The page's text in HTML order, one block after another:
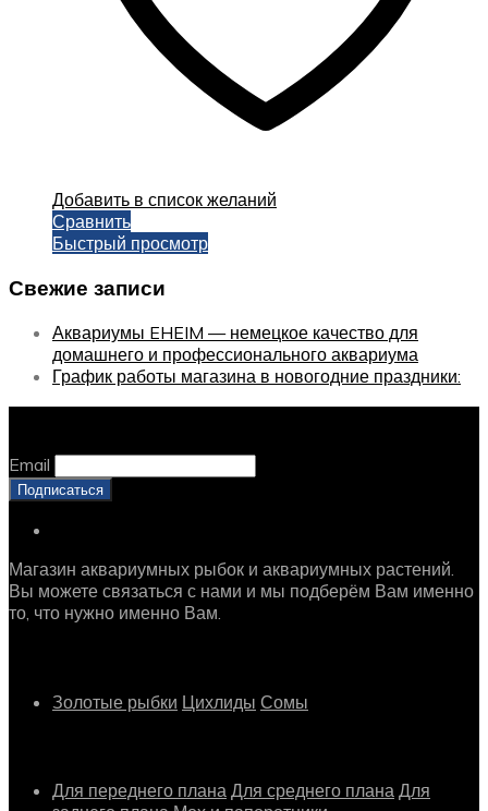
Добавить в список желаний
Сравнить
Быстрый просмотр
Свежие записи
Аквариумы EHEIM — немецкое качество для
домашнего и профессионального аквариума
График работы магазина в новогодние праздники:
Email
Магазин аквариумных рыбок и аквариумных растений.
Вы можете связаться с нами и мы подберём Вам именно
то, что нужно именно Вам.
Золотые рыбки Цихлиды Сомы
Для переднего плана Для среднего плана Для